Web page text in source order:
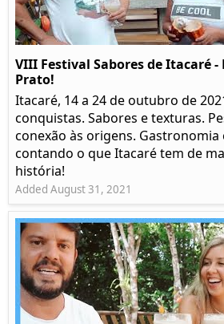
VIII Festival Sabores de Itacaré -
Prato!
Itacaré, 14 a 24 de outubro de
conquistas. Sabores e texturas.
conexão às origens. Gastronomia
contando o que Itacaré tem de
história!
Added August 31, 2021